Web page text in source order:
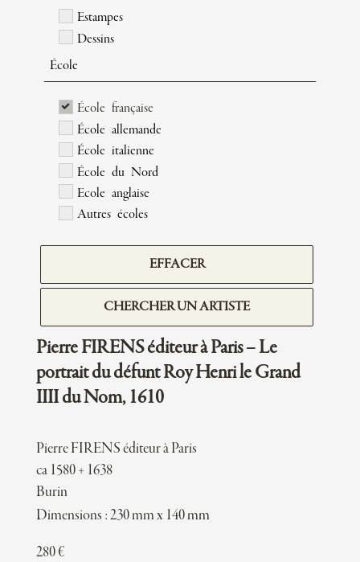
Estampes
Dessins
École
École française
École allemande
École italienne
École du Nord
Ecole anglaise
Autres écoles
EFFACER
CHERCHER UN ARTISTE
Pierre FIRENS éditeur à Paris – Le
portrait du défunt Roy Henri le Grand
IIII du Nom, 1610
Pierre FIRENS éditeur à Paris
ca 1580 + 1638
Burin
Dimensions : 230 mm x 140 mm
280€